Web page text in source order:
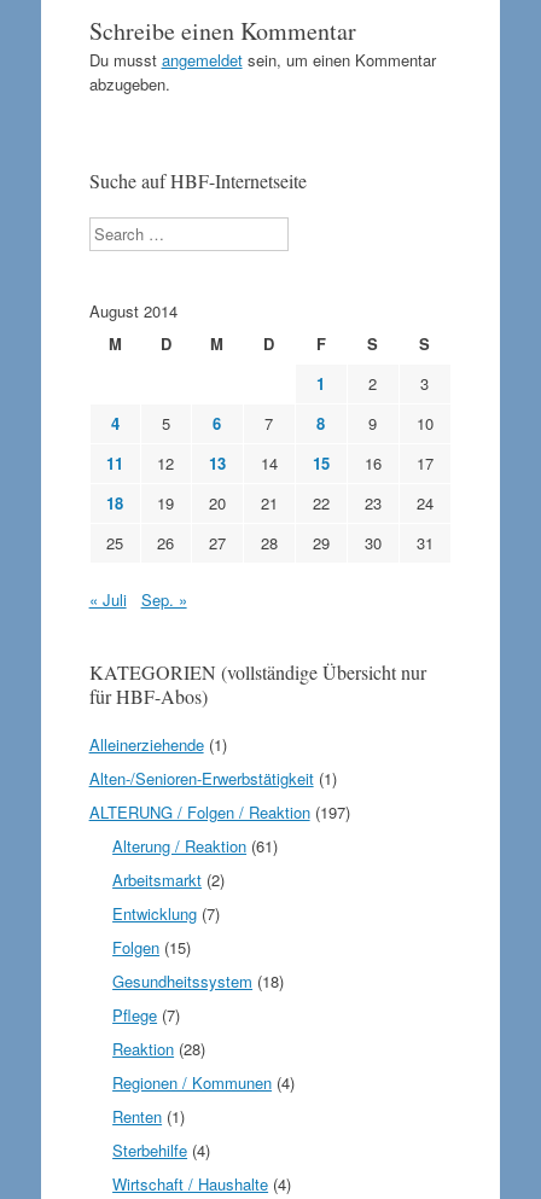
Schreibe einen Kommentar
Du musst angemeldetsein, um einen Kommentar
abzugeben.
Suche auf HBF-Internetseite
Search
August 2014
M
D M D F S
S
1
2
3
4
5 6 7 8 9
10
11
12 13 14 15 16
17
18
19 20 21 22 23
24
25
26 27 28 29 30 31
« Juli Sep. »
KATEGORIEN (vollständige Übersicht nur
für HBF-Abos)
Alleinerziehende(1)
Alten-/Senioren-Erwerbstätigkeit(1)
ALTERUNG / Folgen / Reaktion(197)
Alterung / Reaktion (61)
Arbeitsmarkt (2)
Entwicklung (7)
Folgen (15)
Gesundheitssystem (18)
Pflege (7)
Reaktion (28)
Regionen / Kommunen (4)
Renten (1)
Sterbehilfe (4)
Wirtschaft / Haushalte (4)